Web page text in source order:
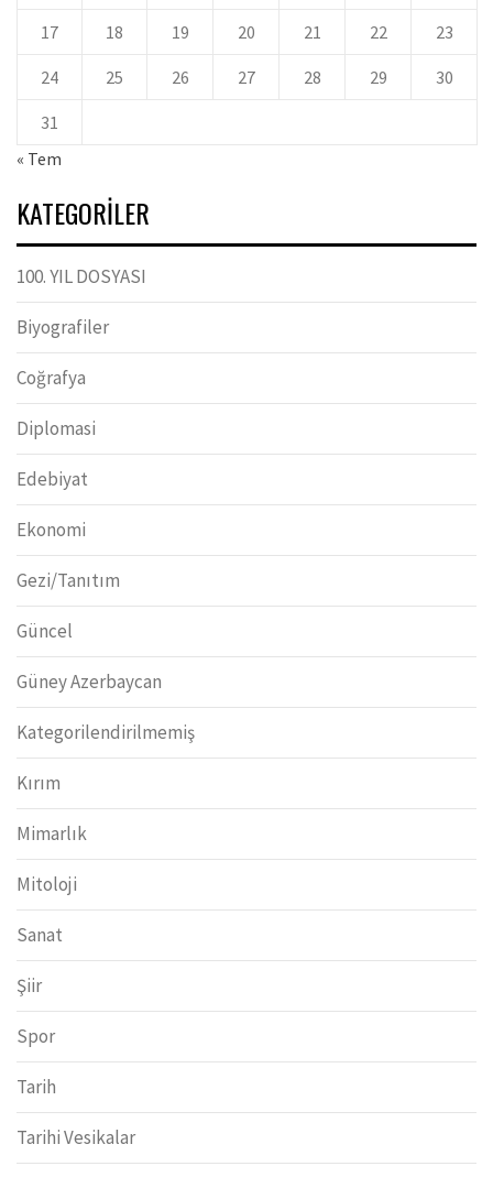
17 18 19 20 21 22 23
24 25 26 27 28 29 30
31
« Tem
KATEGORILER
100. YIL DOSYASI
Biyografiler
Coğrafya
Diplomasi
Edebiyat
Ekonomi
Gezi/Tanıtım
Güncel
Güney Azerbaycan
Kategorilendirilmemiş
Kırım
Mimarlık
Mitoloji
Sanat
Şiir
Spor
Tarih
Tarihi Vesikalar